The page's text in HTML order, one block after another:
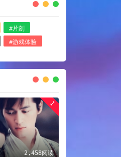
#片刻
#游戏体验
1
2,458阅读